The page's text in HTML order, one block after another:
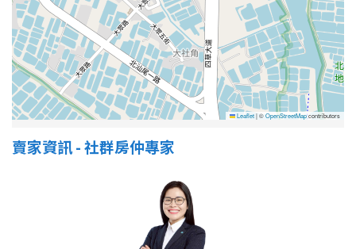
4房 5房以上
屋齡
不拘
5 年以下
5-10 年
Leaflet|©OpenStreetMapcontributors
賣家資訊 - 社群房仲專家